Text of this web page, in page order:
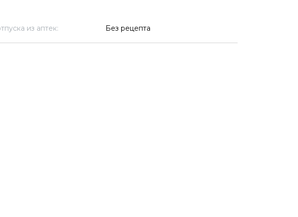
из аптек: Без рецепта